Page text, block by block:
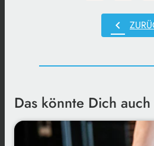
chevron_left
Das könnte Dich